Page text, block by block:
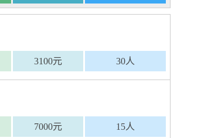
3100元 30人
7000元 15人